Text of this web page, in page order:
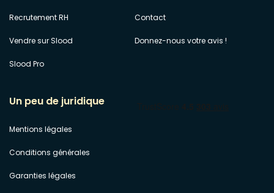
Recrutement RH
Vendre sur Slood
Slood Pro
Contact
Donnez-nous votre avis !
Un peu de juridique
Mentions légales
Conditions générales
Garanties légales